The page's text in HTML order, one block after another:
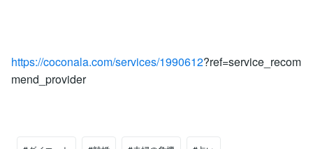
https://coconala.com/services/1990612?ref=service_recom
mend_provider